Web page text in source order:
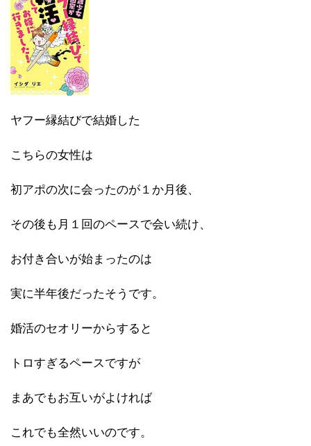
ヤフー縁結びで結婚した
こちらの女性は
初アポの次に会ったのが１か月後、
その後も月１回のペースで会い続け、
お付き合いが始まったのは
実に半年後だったそうです。
婚活のセオリーからすると
トロすぎるペースですが
まあでもお互いがよければ
これでも全然いいのです。